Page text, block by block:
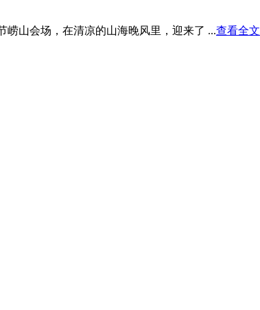
山会场，在清凉的山海晚风里，迎来了 ...查看全文